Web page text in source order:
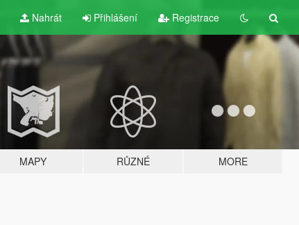
Nahrát Přihlášení Registrace
MAPY RŮZNÉ MORE